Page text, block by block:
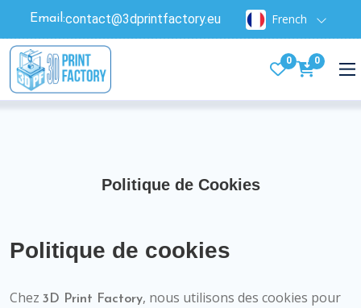
Email:contact@3dprintfactory.eu French
0 0
Politique de Cookies
Politique de cookies
Chez 3D Print Factory, nous utilisons des cookies pour